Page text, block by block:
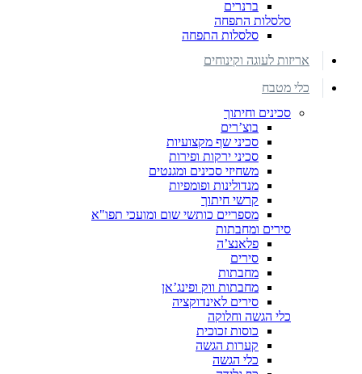
ברנרים
סלסלות התפחה
סלסלות התפחה
אריזות לעוגה וקינוחים
כלי מטבח
סכינים וחיתוך
בוצ’רים
סכיני שף מקצועיות
סכיני ירקות ופירות
משחיזי סכינים ומגנטים
מנדולינות ופומפיות
קרשי חיתוך
מספריים כותשי שום ומועכי תפו"א
סירים ומחבתות
פלאנצ’ה
סירים
מחבתות
מחבתות ווק ופינג’אן
סירים לאינדוקציה
כלי הגשה וחלוקה
כוסות זכוכית
קערות הגשה
כלי הגשה